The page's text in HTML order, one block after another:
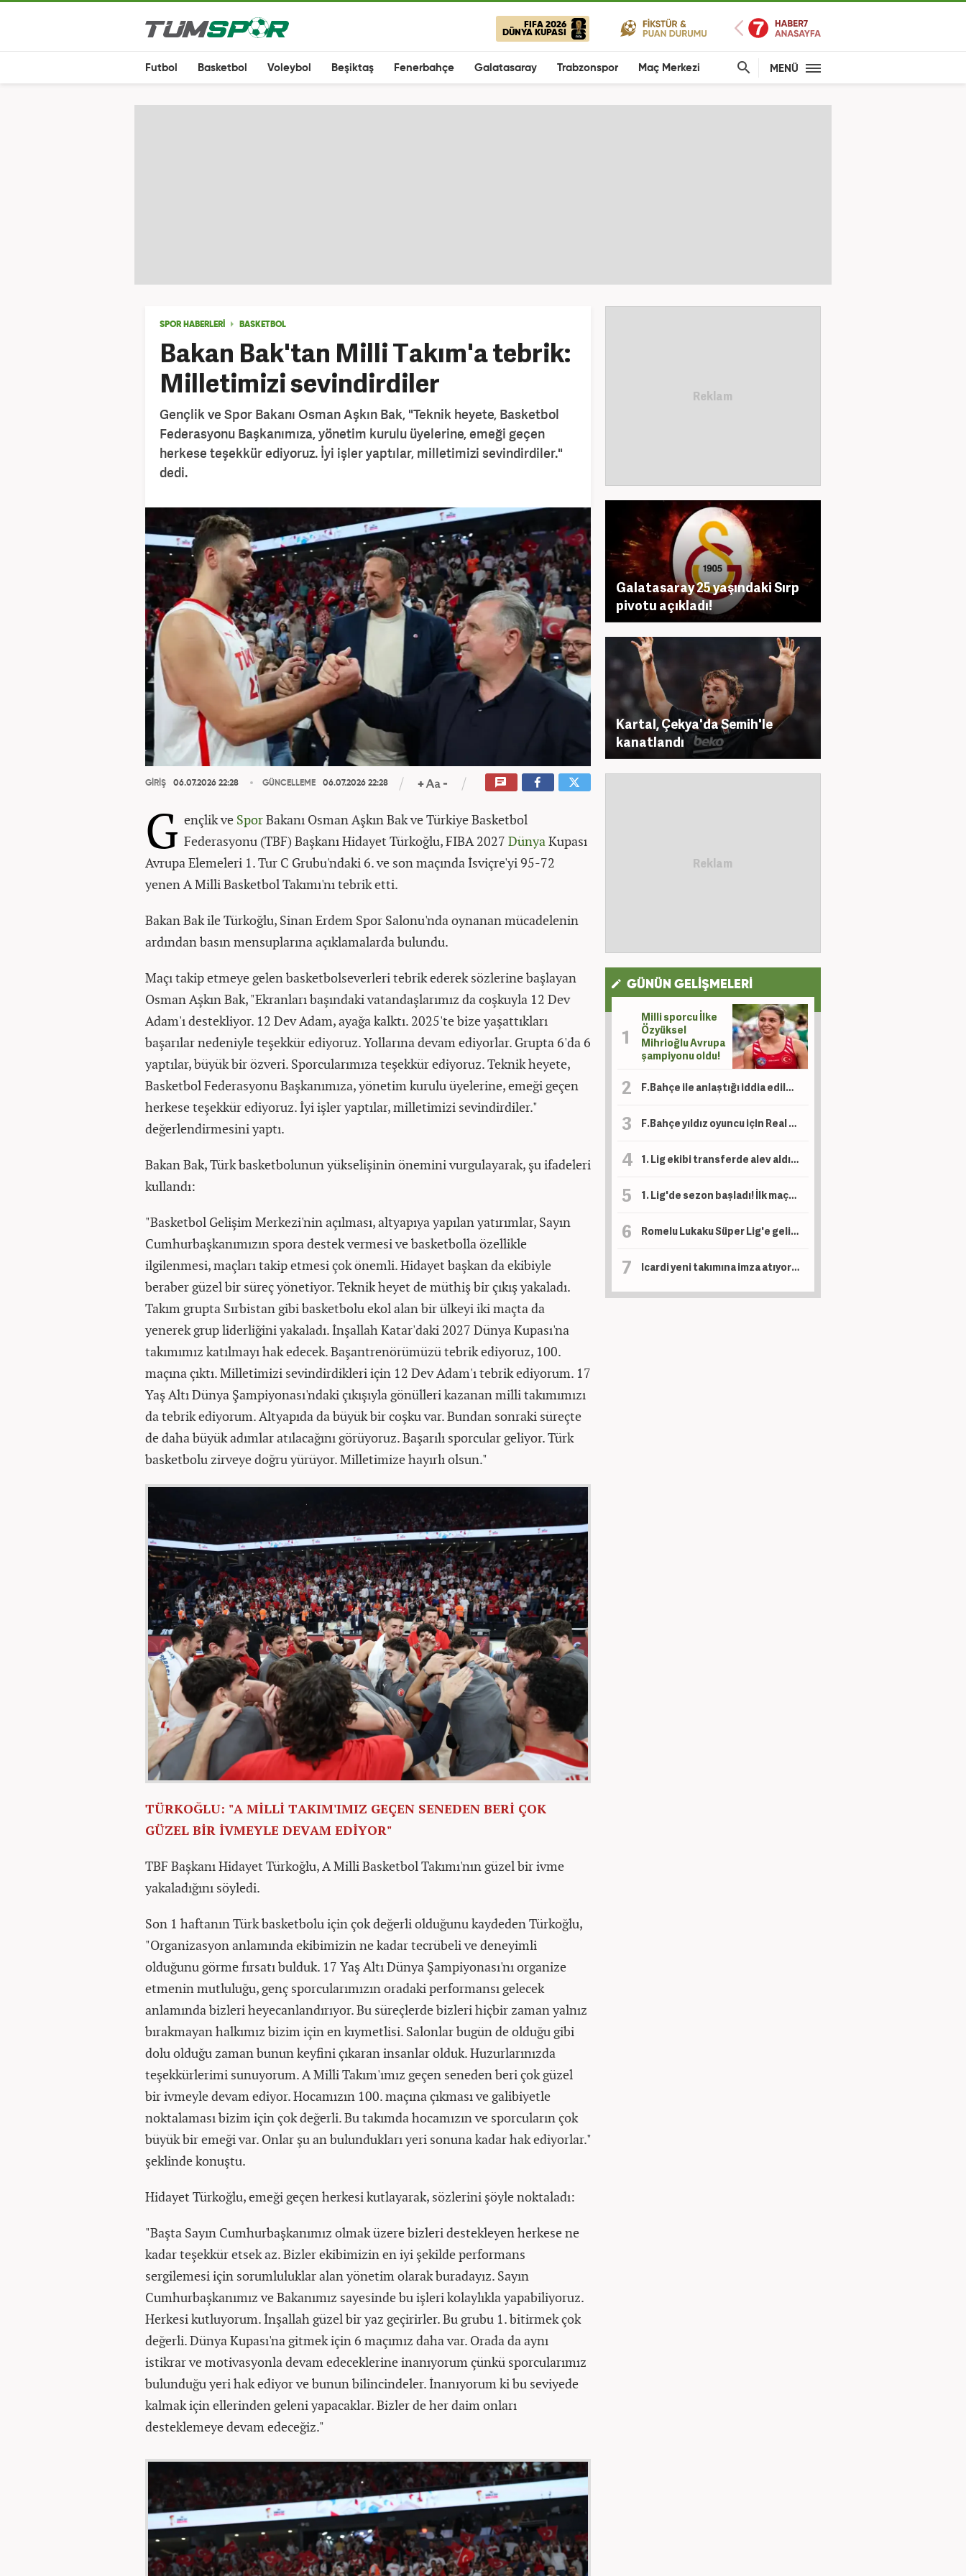
FIFA 2026
DÜNYA KUPASI
Futbol Basketbol Voleybol Beşiktaş Fenerbahçe Galatasaray Trabzonspor Maç Merkezi MENÜ
SPOR HABERLERİ BASKETBOL
Bakan Bak'tan Milli Takım'a tebrik:
Milletimizi sevindirdiler
Gençlik ve Spor Bakanı Osman Aşkın Bak, "Teknik heyete, Basketbol
Federasyonu Başkanımıza, yönetim kurulu üyelerine, emeği geçen
herkese teşekkür ediyoruz. İyi işler yaptılar, milletimizi sevindirdiler."
dedi.
GİRİŞ 06.07.2026 22:28 GÜNCELLEME 06.07.2026 22:28
G ençlik ve SporBakanı Osman Aşkın Bak ve Türkiye Basketbol
Federasyonu (TBF) Başkanı Hidayet Türkoğlu, FIBA 2027 DünyaKupası
Avrupa Elemeleri 1. Tur C Grubu'ndaki 6. ve son maçında İsviçre'yi 95-72
yenen A Milli Basketbol Takımı'nı tebrik etti.
Bakan Bak ile Türkoğlu, Sinan Erdem Spor Salonu'nda oynanan mücadelenin
ardından basın mensuplarına açıklamalarda bulundu.
Maçı takip etmeye gelen basketbolseverleri tebrik ederek sözlerine başlayan
Osman Aşkın Bak, "Ekranları başındaki vatandaşlarımız da coşkuyla 12 Dev
Adam'ı destekliyor. 12 Dev Adam, ayağa kalktı. 2025'te bize yaşattıkları
başarılar nedeniyle teşekkür ediyoruz. Yollarına devam ediyorlar. Grupta 6'da 6
yaptılar, büyük bir özveri. Sporcularımıza teşekkür ediyoruz. Teknik heyete,
Basketbol Federasyonu Başkanımıza, yönetim kurulu üyelerine, emeği geçen
herkese teşekkür ediyoruz. İyi işler yaptılar, milletimizi sevindirdiler."
değerlendirmesini yaptı.
Bakan Bak, Türk basketbolunun yükselişinin önemini vurgulayarak, şu ifadeleri
kullandı:
"Basketbol Gelişim Merkezi'nin açılması, altyapıya yapılan yatırımlar, Sayın
Cumhurbaşkanımızın spora destek vermesi ve basketbolla özellikle
ilgilenmesi, maçları takip etmesi çok önemli. Hidayet başkan da ekibiyle
beraber güzel bir süreç yönetiyor. Teknik heyet de müthiş bir çıkış yakaladı.
Takım grupta Sırbistan gibi basketbolu ekol alan bir ülkeyi iki maçta da
yenerek grup liderliğini yakaladı. İnşallah Katar'daki 2027 Dünya Kupası'na
takımımız katılmayı hak edecek. Başantrenörümüzü tebrik ediyoruz, 100.
maçına çıktı. Milletimizi sevindirdikleri için 12 Dev Adam'ı tebrik ediyorum. 17
Yaş Altı Dünya Şampiyonası'ndaki çıkışıyla gönülleri kazanan milli takımımızı
da tebrik ediyorum. Altyapıda da büyük bir coşku var. Bundan sonraki süreçte
de daha büyük adımlar atılacağını görüyoruz. Başarılı sporcular geliyor. Türk
basketbolu zirveye doğru yürüyor. Milletimize hayırlı olsun."
TÜRKOĞLU: "A MİLLİ TAKIM'IMIZ GEÇEN SENEDEN BERİ ÇOK
GÜZEL BİR İVMEYLE DEVAM EDİYOR"
TBF Başkanı Hidayet Türkoğlu, A Milli Basketbol Takımı'nın güzel bir ivme
yakaladığını söyledi.
Son 1 haftanın Türk basketbolu için çok değerli olduğunu kaydeden Türkoğlu,
"Organizasyon anlamında ekibimizin ne kadar tecrübeli ve deneyimli
olduğunu görme fırsatı bulduk. 17 Yaş Altı Dünya Şampiyonası'nı organize
etmenin mutluluğu, genç sporcularımızın oradaki performansı gelecek
anlamında bizleri heyecanlandırıyor. Bu süreçlerde bizleri hiçbir zaman yalnız
bırakmayan halkımız bizim için en kıymetlisi. Salonlar bugün de olduğu gibi
dolu olduğu zaman bunun keyfini çıkaran insanlar olduk. Huzurlarınızda
teşekkürlerimi sunuyorum. A Milli Takım'ımız geçen seneden beri çok güzel
bir ivmeyle devam ediyor. Hocamızın 100. maçına çıkması ve galibiyetle
noktalaması bizim için çok değerli. Bu takımda hocamızın ve sporcuların çok
büyük bir emeği var. Onlar şu an bulundukları yeri sonuna kadar hak ediyorlar."
şeklinde konuştu.
Hidayet Türkoğlu, emeği geçen herkesi kutlayarak, sözlerini şöyle noktaladı:
"Başta Sayın Cumhurbaşkanımız olmak üzere bizleri destekleyen herkese ne
kadar teşekkür etsek az. Bizler ekibimizin en iyi şekilde performans
sergilemesi için sorumluluklar alan yönetim olarak buradayız. Sayın
Cumhurbaşkanımız ve Bakanımız sayesinde bu işleri kolaylıkla yapabiliyoruz.
Herkesi kutluyorum. İnşallah güzel bir yaz geçirirler. Bu grubu 1. bitirmek çok
değerli. Dünya Kupası'na gitmek için 6 maçımız daha var. Orada da aynı
istikrar ve motivasyonla devam edeceklerine inanıyorum çünkü sporcularımız
bulunduğu yeri hak ediyor ve bunun bilincindeler. İnanıyorum ki bu seviyede
kalmak için ellerinden geleni yapacaklar. Bizler de her daim onları
desteklemeye devam edeceğiz."
Galatasaray 25 yaşındaki Sırp
pivotu açıkladı!
Kartal, Çekya'da Semih'le
kanatlandı
GÜNÜN GELİŞMELERİ
Milli sporcu İlke
Özyüksel
Mihrioğlu Avrupa
şampiyonu oldu!
F.Bahçe ile anlaştığı iddia edilmişti! Hakan'dan açıklama
F.Bahçe yıldız oyuncu için Real Madrid ile anlaştı!
1. Lig ekibi transferde alev aldı! 15 futbolcuyu birden açıkladılar
1. Lig'de sezon başladı! İlk maçta 2-1 kazandılar
Romelu Lukaku Süper Lig'e geliyor mu? Beşiktaş ve Fenerbahçe detayı
Icardi yeni takımına imza atıyor! Ev bakmaya bile başladı